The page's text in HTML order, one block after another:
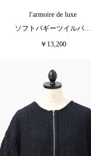
l'armoire de luxe
ソフトバギーツイルパ…
￥13,200